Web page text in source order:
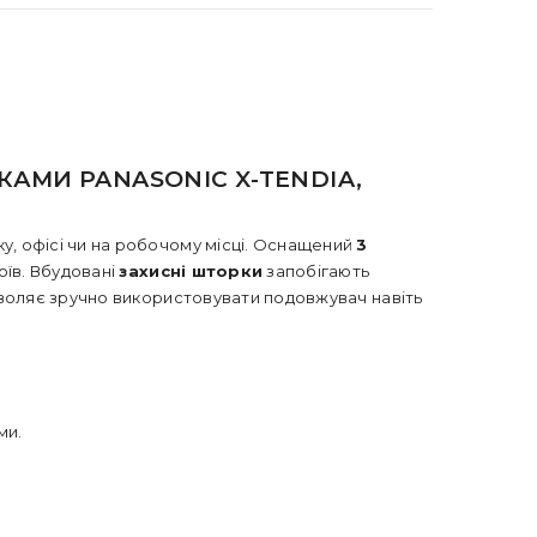
PANASONIC X-TENDIA,
офісі чи на робочому місці. Оснащений3
Вбудованізахисні шторки запобігають
зручно використовувати подовжувач навіть